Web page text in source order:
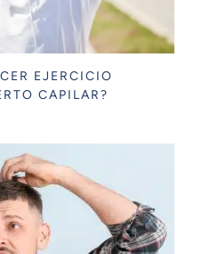
EJERCICIO
CAPILAR?